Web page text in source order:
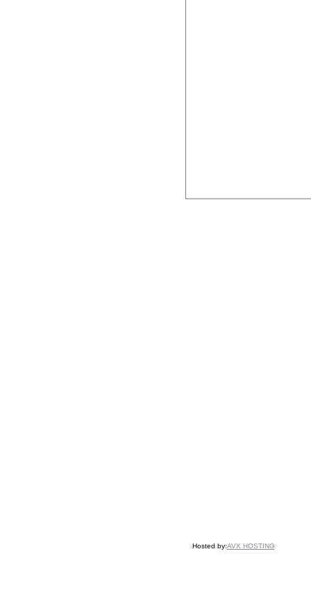
Hosted by:AVX HOSTING